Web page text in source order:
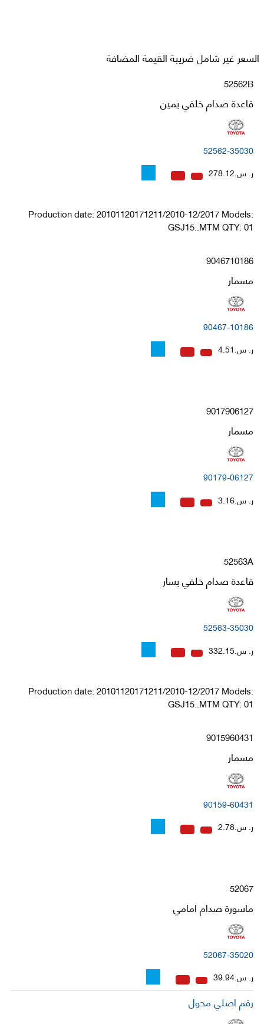
السعر غير شامل ضريبة القيمة المضافة
52562B
قاعدة صدام خلفي يمين
52562-35030
ر. س.278.12
Production date: 20101120171211/2010-12/2017 Models:
GSJ15..MTM QTY: 01
9046710186
مسمار
90467-10186
ر. س.4.51
9017906127
مسمار
90179-06127
ر. س.3.16
52563A
قاعدة صدام خلفي يسار
52563-35030
ر. س.332.15
Production date: 20101120171211/2010-12/2017 Models:
GSJ15..MTM QTY: 01
9015960431
مسمار
90159-60431
ر. س.2.78
52067
ماسورة صدام امامي
52067-35020
ر. س.39.94
رقم اصلي محول